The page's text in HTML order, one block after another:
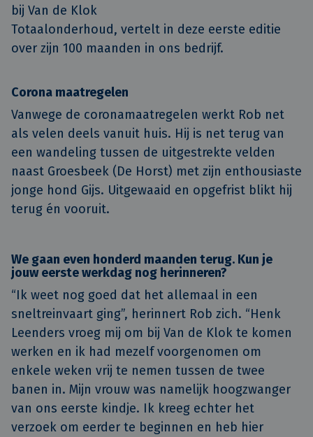
bij Van de Klok
Totaalonderhoud, vertelt in deze eerste editie
over zijn 100 maanden in ons bedrijf.
Corona maatregelen
Vanwege de coronamaatregelen werkt Rob net
als velen deels vanuit huis. Hij is net terug van
een wandeling tussen de uitgestrekte velden
naast Groesbeek (De Horst) met zijn enthousiaste
jonge hond Gijs. Uitgewaaid en opgefrist blikt hij
terug én vooruit.
We gaan even honderd maanden terug. Kun je
jouw eerste werkdag nog herinneren?
“Ik weet nog goed dat het allemaal in een
sneltreinvaart ging”, herinnert Rob zich. “Henk
Leenders vroeg mij om bij Van de Klok te komen
werken en ik had mezelf voorgenomen om
enkele weken vrij te nemen tussen de twee
banen in. Mijn vrouw was namelijk hoogzwanger
van ons eerste kindje. Ik kreeg echter het
verzoek om eerder te beginnen en heb hier